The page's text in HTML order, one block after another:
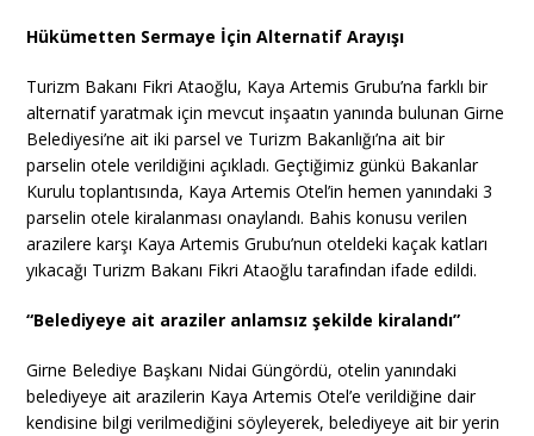
Hükümetten Sermaye İçin Alternatif Arayışı
Turizm Bakanı Fikri Ataoğlu, Kaya Artemis Grubu’na farklı bir
alternatif yaratmak için mevcut inşaatın yanında bulunan Girne
Belediyesi’ne ait iki parsel ve Turizm Bakanlığı’na ait bir
parselin otele verildiğini açıkladı. Geçtiğimiz günkü Bakanlar
Kurulu toplantısında, Kaya Artemis Otel’in hemen yanındaki 3
parselin otele kiralanması onaylandı. Bahis konusu verilen
arazilere karşı Kaya Artemis Grubu’nun oteldeki kaçak katları
yıkacağı Turizm Bakanı Fikri Ataoğlu tarafından ifade edildi.
“Belediyeye ait araziler anlamsız şekilde kiralandı”
Girne Belediye Başkanı Nidai Güngördü, otelin yanındaki
belediyeye ait arazilerin Kaya Artemis Otel’e verildiğine dair
kendisine bilgi verilmediğini söyleyerek, belediyeye ait bir yerin